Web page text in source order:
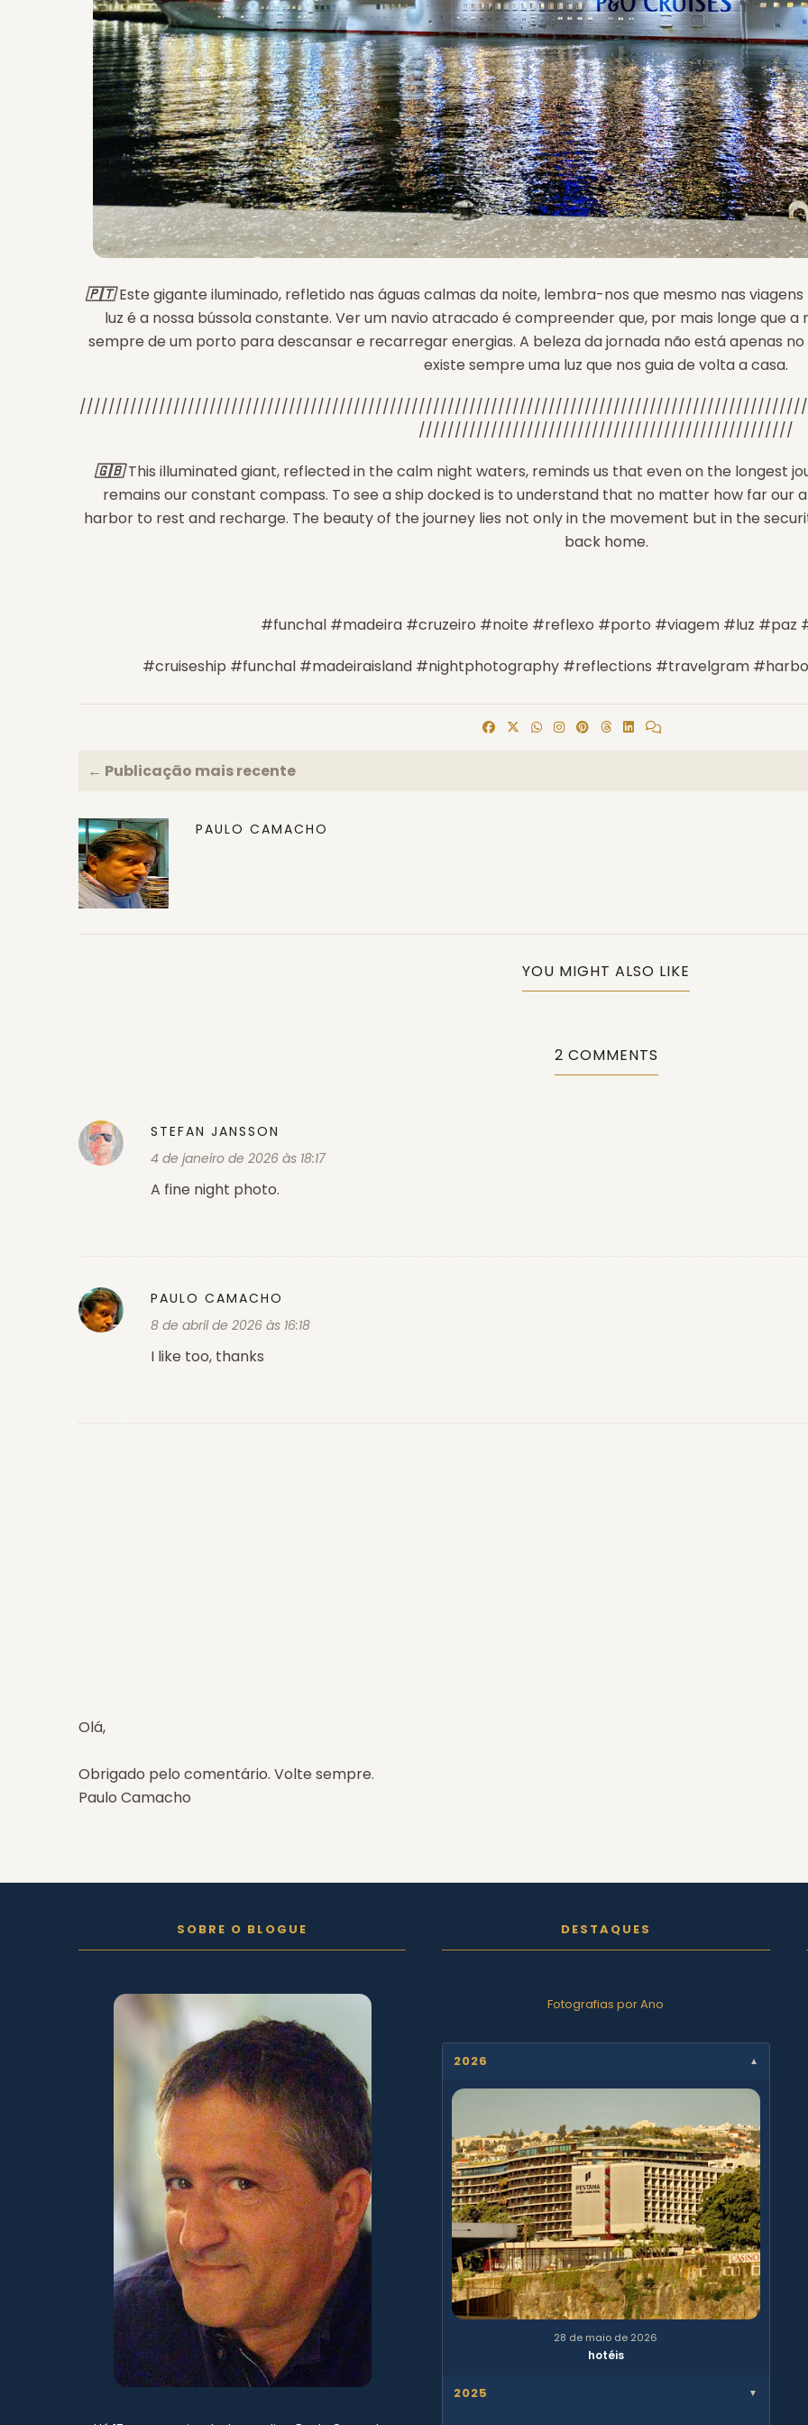
🇵🇹Este gigante iluminado, refletido nas águas calmas da noite, lembra-nos que mesmo nas
luz é a nossa bússola constante. Ver um navio atracado é compreender que, por mais longe que
sempre de um porto para descansar e recarregar energias. A beleza da jornada não está apenas
existe sempre uma luz que nos guia de volta a casa.
////////////////////////////////////////////////////
🇬🇧This illuminated giant, reflected in the calm night waters, reminds us that even on the longest
remains our constant compass. To see a ship docked is to understand that no matter how far our
harbor to rest and recharge. The beauty of the journey lies not only in the movement but in the
back home.
#funchal #madeira #cruzeiro #noite #reflexo #porto #viagem #luz #paz
#cruiseship #funchal #madeiraisland #nightphotography #reflections #travelgram
← Publicação mais recente
PAULO CAMACHO
YOU MIGHT ALSO LIKE
2 COMMENTS
STEFAN JANSSON
4 de janeiro de 2026 às 18:17
A fine night photo.
PAULO CAMACHO
8 de abril de 2026 às 16:18
I like too, thanks
Olá,
Obrigado pelo comentário. Volte sempre.
Paulo Camacho
FOLLOW ON INSTAGRAM SOBRE O BLOGUE DESTAQUES
Fotografias por Ano
2026 ▼
28 de maio de 2026
hotéis
2025 ▼